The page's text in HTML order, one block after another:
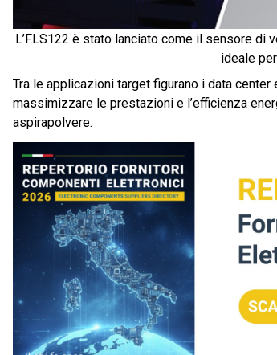
L’FLS122 è stato lanciato come il sensore di
ideale
Tra le applicazioni target figurano i data
massimizzare le prestazioni e l’efficienza
aspirapolvere.